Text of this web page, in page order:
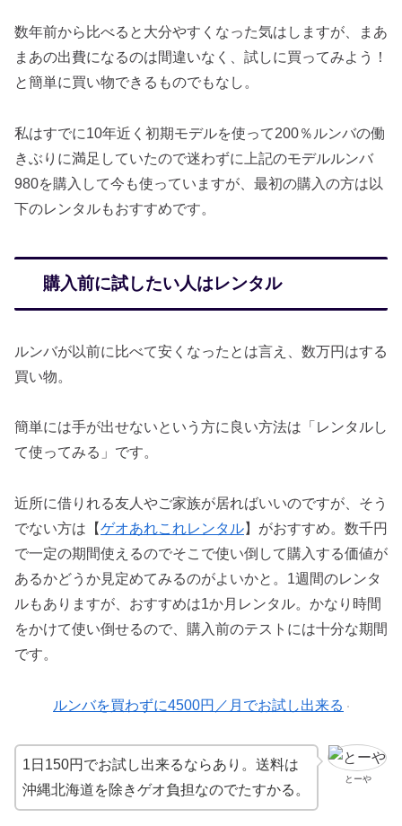
数年前から比べると大分やすくなった気はしますが、まあ
まあの出費になるのは間違いなく、試しに買ってみよう！
と簡単に買い物できるものでもなし。
私はすでに10年近く初期モデルを使って200％ルンバの働
きぶりに満足していたので迷わずに上記のモデルルンバ
980を購入して今も使っていますが、最初の購入の方は以
下のレンタルもおすすめです。
購入前に試したい人はレンタル
ルンバが以前に比べて安くなったとは言え、数万円はする
買い物。
簡単には手が出せないという方に良い方法は「レンタルし
て使ってみる」です。
近所に借りれる友人やご家族が居ればいいのですが、そう
でない方は【ゲオあれこれレンタル】がおすすめ。数千円
で一定の期間使えるのでそこで使い倒して購入する価値が
あるかどうか見定めてみるのがよいかと。1週間のレンタ
ルもありますが、おすすめは1か月レンタル。かなり時間
をかけて使い倒せるので、購入前のテストには十分な期間
です。
ルンバを買わずに4500円／月でお試し出来る
とーや
1日150円でお試し出来るならあり。送料は
沖縄北海道を除きゲオ負担なのでたすかる。